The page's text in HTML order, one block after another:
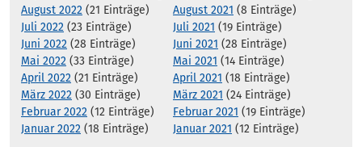
August 2022 (21 Einträge)
Juli 2022 (23 Einträge)
Juni 2022 (28 Einträge)
Mai 2022 (33 Einträge)
April 2022 (21 Einträge)
März 2022 (30 Einträge)
Februar 2022 (12 Einträge)
Januar 2022 (18 Einträge)
August 2021 (8 Einträge)
Juli 2021 (19 Einträge)
Juni 2021 (28 Einträge)
Mai 2021 (14 Einträge)
April 2021 (18 Einträge)
März 2021 (24 Einträge)
Februar 2021 (19 Einträge)
Januar 2021 (12 Einträge)